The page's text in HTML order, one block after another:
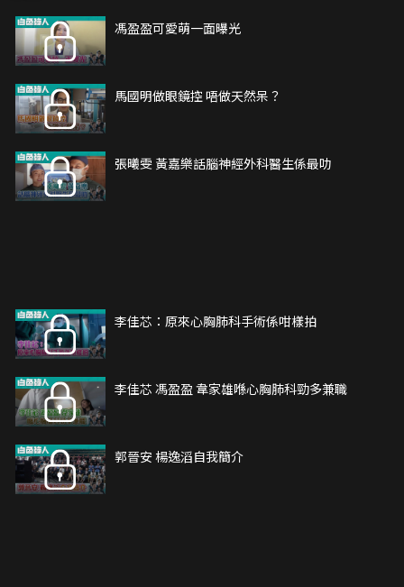
馮盈盈可愛萌一面曝光
馬國明做眼鏡控 唔做天然呆？
張曦雯 黃嘉樂話腦神經外科醫生係最叻
李佳芯：原來心胸肺科手術係咁樣拍
李佳芯 馮盈盈 韋家雄喺心胸肺科勁多兼職
郭晉安 楊逸滔自我簡介